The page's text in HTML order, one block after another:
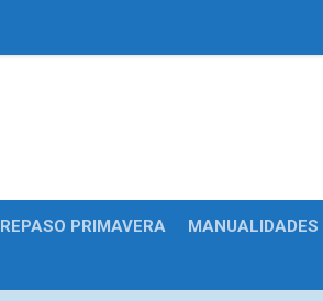
REPASO PRIMAVERA MANUALIDADES